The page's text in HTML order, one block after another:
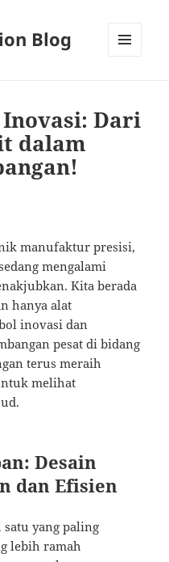
Blog
Dari
dalam
manufaktur presisi,
mengalami
Kita berada
hanya alat
inovasi dan
pesat di bidang
terus meraih
melihat
Desain
dan Efisien
satu yang paling
lebih ramah